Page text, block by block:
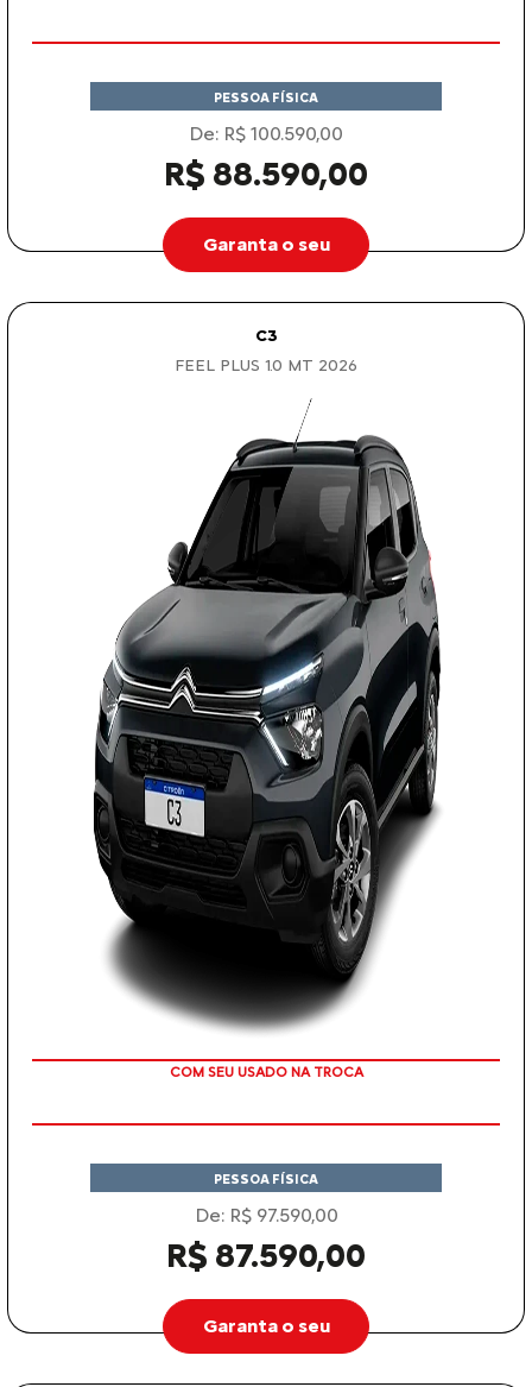
PESSOA FÍSICA
De: R$ 100.590,00
R$ 88.590,00
Garanta o seu
C3
FEEL PLUS 1.0 MT 2026
TAXA ZERO
PESSOA FÍSICA
De: R$ 97.590,00
R$ 87.590,00
Garanta o seu